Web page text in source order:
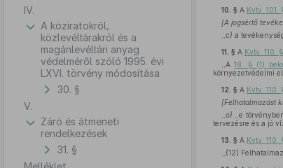
IV.
A köziratokról,
közlevéltárakról és a
magánlevéltári anyag
védelméről szóló 1995. évi
LXVI. törvény módosítása
30. §
V.
Záró és átmeneti
rendelkezések
31. §
10. § A Kvtv.
[A jogsértő
c) a
11. § A Kvtv. 110.
,,A18. § (1)
környezetvédelmi
12. § A Kvtv.
[Felhatalmazást
o) ,,e
tervezésre és a jó
13. § A Kvtv. 110.
,,(12)